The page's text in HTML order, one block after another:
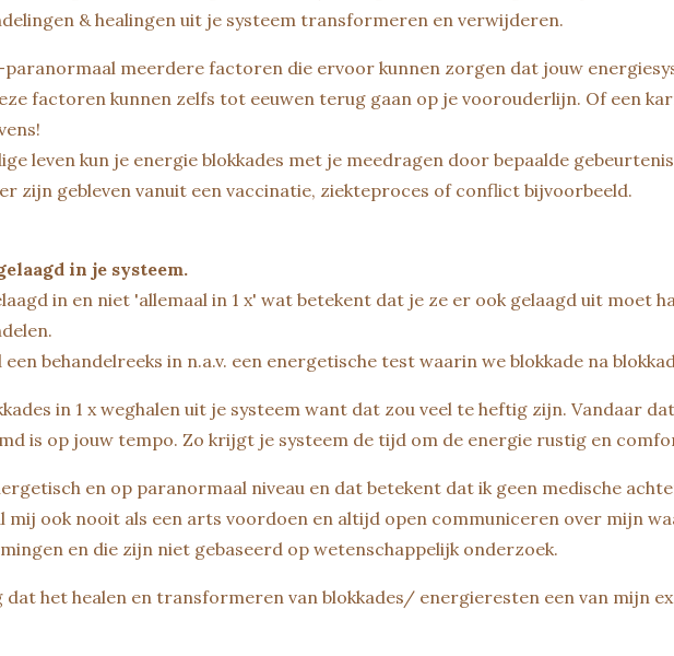
& healingen uit je systeem transformeren en verwijderen.
meerdere factoren die ervoor kunnen zorgen dat jouw
factoren kunnen zelfs tot eeuwen terug gaan op je voorouderlijn. Of een
leven kun je energie blokkades met je meedragen door bepaalde
zijn gebleven vanuit een vaccinatie, ziekteproces of conflict bijvoorbeeld.
in je systeem.
in en niet 'allemaal in 1 x' wat betekent dat je ze er ook gelaagd uit moet
behandelreeks in n.a.v. een energetische test waarin we blokkade na
in 1 x weghalen uit je systeem want dat zou veel te heftig zijn. Vandaar
is op jouw tempo. Zo krijgt je systeem de tijd om de energie rustig en
en op paranormaal niveau en dat betekent dat ik geen medische
mij ook nooit als een arts voordoen en altijd open communiceren over mijn
en die zijn niet gebaseerd op wetenschappelijk onderzoek.
dat het healen en transformeren van blokkades/ energieresten een van mijn